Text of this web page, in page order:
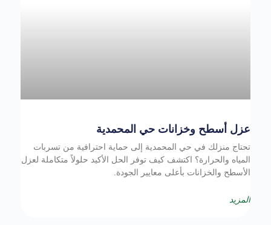
عزل أسطح وخزانات حي المحمدية
تحتاج منزلك في حي المحمدية إلى حماية احترافية من تسربات
المياه والحرارة؟ اكتشف كيف توفر الحل الأكيد حلولاً متكاملة لعزل
الأسطح والخزانات بأعلى معايير الجودة.
المزيد